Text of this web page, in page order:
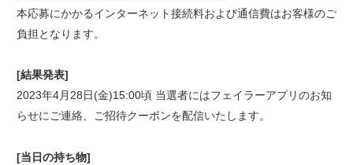
本応募にかかるインターネット接続料および通信費はお客様のご
負担となります。
[結果発表]
2023年4月28日(金)15:00頃 当選者にはフェイラーアプリのお知
らせにご連絡、ご招待クーポンを配信いたします。
[当日の持ち物]